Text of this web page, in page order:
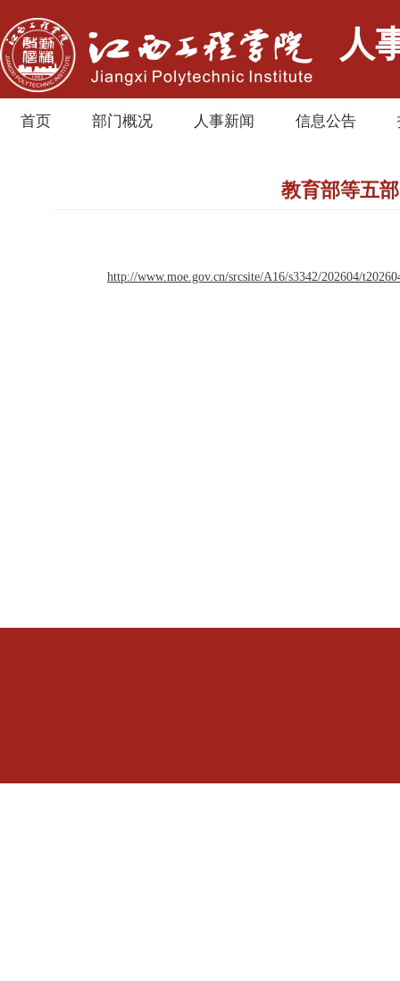
人
首页 部门概况 人事新闻 信息公告
教育部等五
http://www.moe.gov.cn/srcsite/A16/s3342/202604/